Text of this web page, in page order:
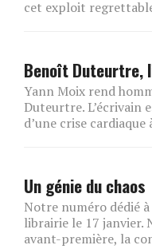
cet exploit
Benoît Duteurtre,
Yann Moix rend
Duteurtre. L’écrivain
d’une crise cardiaque
Un génie du chaos
Notre numéro dédié
librairie le 17 janvier.
avant-première, la